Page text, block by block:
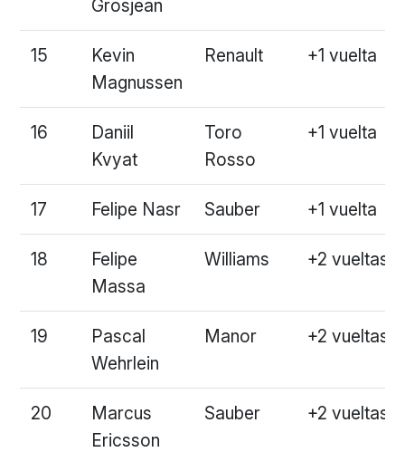
Grosjean
15
Kevin
Magnussen
Renault +1 vuelta
16
Daniil
Kvyat
Toro
Rosso
+1 vuelta
17 Felipe Nasr Sauber +1 vuelta
18
Felipe
Massa
Williams +2 vueltas
19
Pascal
Wehrlein
Manor +2 vueltas
20
Marcus
Ericsson
Sauber +2 vueltas